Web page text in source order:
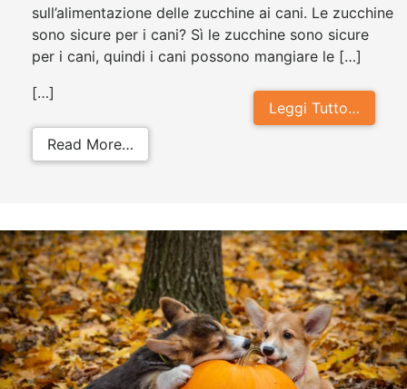
sull’alimentazione delle zucchine ai cani. Le zucchine
sono sicure per i cani? Sì le zucchine sono sicure
per i cani, quindi i cani possono mangiare le […]
Leggi Tutto…
[…]
Read More…